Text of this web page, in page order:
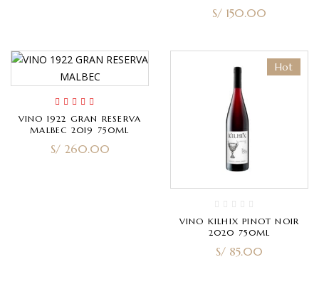
S/ 150.00
Rated4.00
out of 5
VINO 1922 GRAN RESERVA
MALBEC 2019 750ML
S/260.00
Hot
VINO KILHIX PINOT NOIR
2020 750ML
S/ 85.00